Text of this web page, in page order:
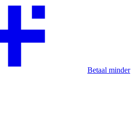
Betaal minder